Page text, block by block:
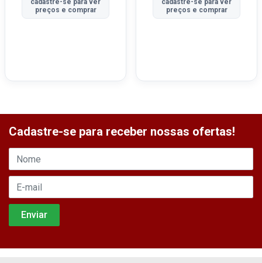
cadastre-se para ver
preços e comprar
cadastre-se para ver
preços e comprar
Cadastre-se para receber nossas ofertas!